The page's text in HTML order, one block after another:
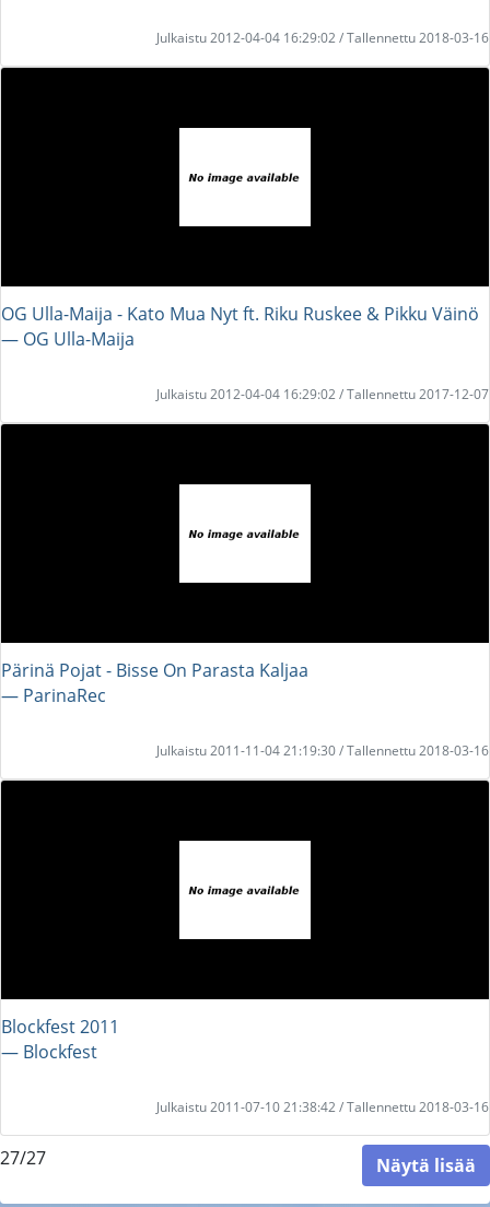
Julkaistu 2012-04-04 16:29:02 / Tallennettu 2018-03-16
OG Ulla-Maija - Kato Mua Nyt ft. Riku Ruskee & Pikku Väinö
― OG Ulla-Maija
Julkaistu 2012-04-04 16:29:02 / Tallennettu 2017-12-07
Pärinä Pojat - Bisse On Parasta Kaljaa
― ParinaRec
Julkaistu 2011-11-04 21:19:30 / Tallennettu 2018-03-16
Blockfest 2011
― Blockfest
Julkaistu 2011-07-10 21:38:42 / Tallennettu 2018-03-16
27/27 Näytä lisää